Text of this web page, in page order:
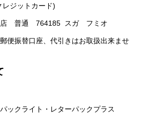
レジットカード)
店 普通 764185 スガ フミオ
便振替口座、代引きはお取扱出来ませ
ックライト・レターパックプラス